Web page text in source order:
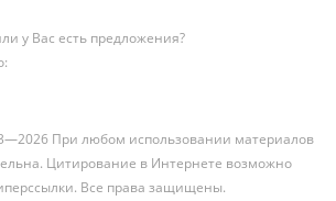
у Вас есть предложения?
При любом использовании материалов
Цитирование в Интернете возможно
Все права защищены.